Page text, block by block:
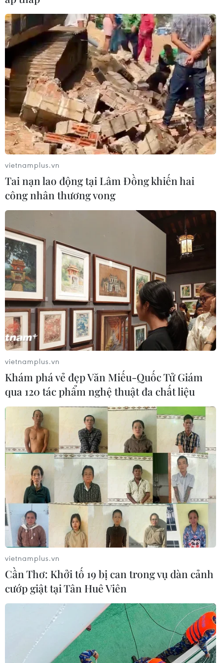
TIN CÙNG CHUYÊN MỤC
Mở rộng không gian cống hiến cho
cộng đồng người Việt Nam ở nước
ngoài
08/08/2026 11:00
ASC 2026: Tiếp lửa đam mê khoa học
cho thế hệ trẻ Việt Nam
04/08/2026 14:08
Nghị quyết của Bộ Chính trị về công
tác người Việt Nam ở nước ngoài
04/08/2026 12:08
vietnamplus.vn
Tai nạn lao động tại Lâm Đồng khiến hai
công nhân thương vong
vietnamplus.vn
Khám phá vẻ đẹp Văn Miếu-Quốc Tử Giám
qua 120 tác phẩm nghệ thuật đa chất liệu
vietnamplus.vn
Cần Thơ: Khởi tố 19 bị can trong vụ dàn cảnh
cướp giật tại Tân Huê Viên